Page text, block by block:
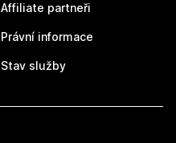
Affiliate partneři
Právní informace
Stav služby